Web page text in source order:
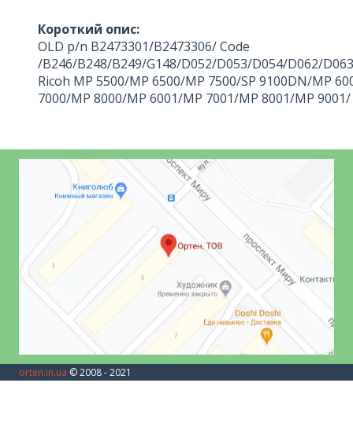
Короткий опис:
OLD p/n B2473301/B2473306/ Code
/B246/B248/B249/G148/D052/D053/D054/D062/
Ricoh MP 5500/MP 6500/MP 7500/SP 9100DN/MP
7000/MP 8000/MP 6001/MP 7001/MP 8001/MP 9001/
orten.in.ua © 2008 - 2021